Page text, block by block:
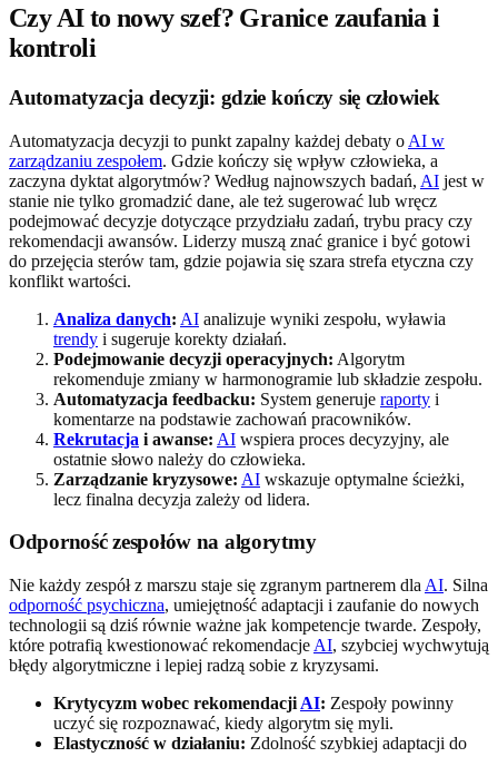
Czy AI to nowy szef? Granice zaufania i
kontroli
Automatyzacja decyzji: gdzie kończy się człowiek
Automatyzacja decyzji to punkt zapalny każdej debaty o AI w
zarządzaniu zespołem. Gdzie kończy się wpływ człowieka, a
zaczyna dyktat algorytmów? Według najnowszych badań, AI jest w
stanie nie tylko gromadzić dane, ale też sugerować lub wręcz
podejmować decyzje dotyczące przydziału zadań, trybu pracy czy
rekomendacji awansów. Liderzy muszą znać granice i być gotowi
do przejęcia sterów tam, gdzie pojawia się szara strefa etyczna czy
konflikt wartości.
Analiza danych: AI analizuje wyniki zespołu, wyławia
trendy i sugeruje korekty działań.
Podejmowanie decyzji operacyjnych: Algorytm
rekomenduje zmiany w harmonogramie lub składzie zespołu.
Automatyzacja feedbacku: System generuje raporty i
komentarze na podstawie zachowań pracowników.
Rekrutacja i awanse: AI wspiera proces decyzyjny, ale
ostatnie słowo należy do człowieka.
Zarządzanie kryzysowe: AI wskazuje optymalne ścieżki,
lecz finalna decyzja zależy od lidera.
Odporność zespołów na algorytmy
Nie każdy zespół z marszu staje się zgranym partnerem dla AI. Silna
odporność psychiczna, umiejętność adaptacji i zaufanie do nowych
technologii są dziś równie ważne jak kompetencje twarde. Zespoły,
które potrafią kwestionować rekomendacje AI, szybciej wychwytują
błędy algorytmiczne i lepiej radzą sobie z kryzysami.
Krytycyzm wobec rekomendacji AI: Zespoły powinny
uczyć się rozpoznawać, kiedy algorytm się myli.
Elastyczność w działaniu: Zdolność szybkiej adaptacji do